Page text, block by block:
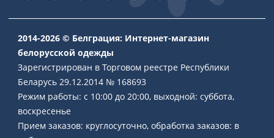
2014-2026 © Белграция: Интернет-магазин
белорусской одежды
Зарегистрирован в Торговом реестре Республики
Беларусь 29.12.2014 № 168693
Режим работы: с 10:00 до 20:00, выходной: суббота,
воскресенье
Прием заказов: круглосуточно, обработка заказов: в